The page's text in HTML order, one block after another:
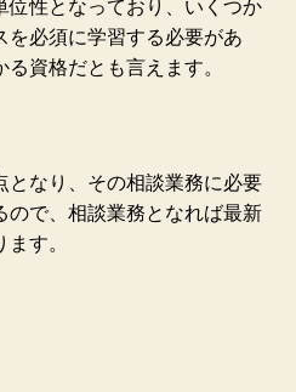
位性となっており、いくつか
を必須に学習する必要があ
資格だとも言えます。
となり、その相談業務に必要
ので、相談業務となれば最新
す。